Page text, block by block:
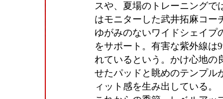
スや、夏場のトレーニング
はモニターした武井拓麻コー
ゆがみのないワイドシェイプ
をサポート。有害な紫外線は
れているという。かけ心地の
せたパッドと眺めのテンプル
ィット感を生み出している。